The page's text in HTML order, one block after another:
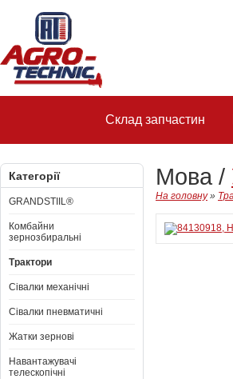
Склад запчастин
Категорії
GRANDSTIIL®
Комбайни
зернозбиральні
Трактори
Сівалки механічні
Сівалки пневматичні
Жатки зернові
Навантажувачі
телескопічні
Мова /
На головну»